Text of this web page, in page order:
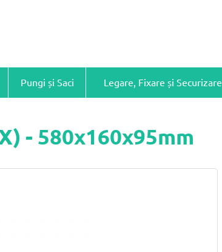
Pungi și Saci Legare, Fixare și Securizare
- 580x160x95mm